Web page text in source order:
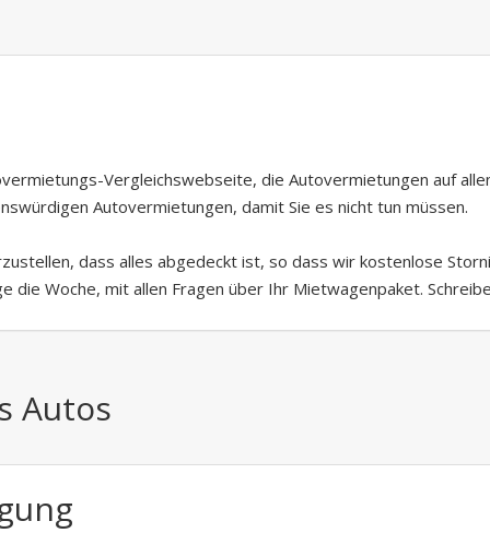
Vergleichswebseite, die Autovermietungen auf
Autovermietungen, damit Sie es nicht tun müssen.
dass alles abgedeckt ist, so dass wir kostenlose
die Woche, mit allen Fragen über Ihr Mietwagenpaket.
Autos